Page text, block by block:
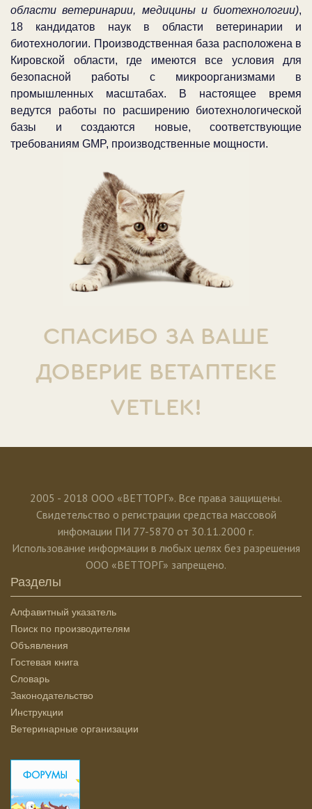
области ветеринарии, медицины и биотехнологии),
18 кандидатов наук в области ветеринарии и
биотехнологии. Производственная база расположена в
Кировской области, где имеются все условия для
безопасной работы с микроорганизмами в
промышленных масштабах. В настоящее время
ведутся работы по расширению биотехнологической
базы и создаются новые, соответствующие
требованиям GMP, производственные мощности.
СПАСИБО ЗА ВАШЕ
ДОВЕРИЕ ВЕТАПТЕКЕ
VETLEK!
2005 - 2018 ООО «ВЕТТОРГ». Все права защищены.
Свидетельство о регистрации средства массовой
инфомации ПИ 77-5870 от 30.11.2000 г.
Использование информации в любых целях без разрешения
ООО «ВЕТТОРГ» запрещено.
Разделы
Алфавитный указатель
Поиск по производителям
Объявления
Гостевая книга
Словарь
Законодательство
Инструкции
Ветеринарные организации